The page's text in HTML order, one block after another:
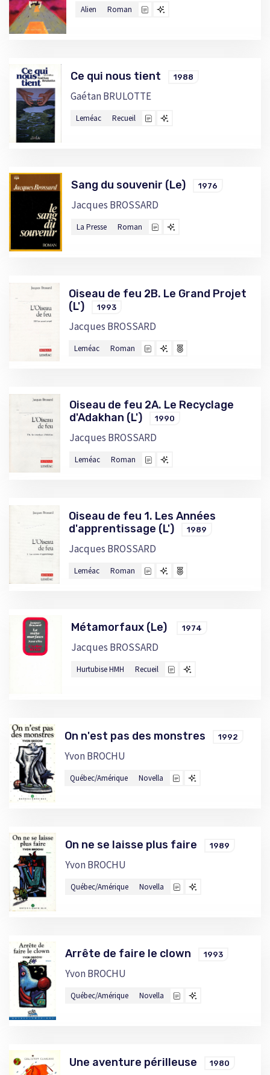
Alien Roman
Ce qui nous tient 1988
Gaétan BRULOTTE
Leméac Recueil
Sang du souvenir (Le) 1976
Jacques BROSSARD
La Presse Roman
Oiseau de feu 2B. Le Grand Projet
(L')
1993
Jacques BROSSARD
Leméac Roman
Oiseau de feu 2A. Le Recyclage
d'Adakhan (L')
1990
Jacques BROSSARD
Leméac Roman
Oiseau de feu 1. Les Années
d'apprentissage (L')
1989
Jacques BROSSARD
Leméac Roman
Métamorfaux (Le) 1974
Jacques BROSSARD
Hurtubise HMH Recueil
On n'est pas des monstres 1992
Yvon BROCHU
Québec/Amérique Novella
On ne se laisse plus faire 1989
Yvon BROCHU
Québec/Amérique Novella
Arrête de faire le clown 1993
Yvon BROCHU
Québec/Amérique Novella
Une aventure périlleuse 1980